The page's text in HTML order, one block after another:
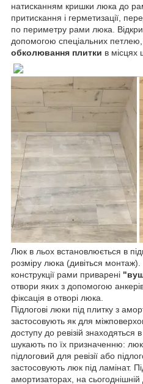
натисканням кришки люка до
притискання і герметизації,
по периметру рами люка.
допомогою спеціальних петлею,
обколювання плитки в місцях
Люк в льох встановлюється в
розміру люка (дивіться
конструкції рами приварені
отвори яких з допомогою
фіксація в отворі люка.
Підлогові люки під плитку з
застосовують як для
доступу до ревізій знаходяться
шукають по їх призначенню:
підлоговий для ревізії або
застосовують люк під ламінат.
амортизаторах, на